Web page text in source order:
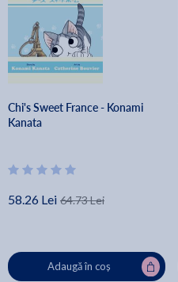
Chi's Sweet France - Konami
Kanata
58.26 Lei 64.73 Lei
Adaugă în coș